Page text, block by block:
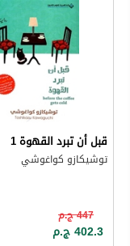
قبل أن تبرد القهوة 1
توشيكازو كواغوشي
447 ج.م
402.3 ج.م